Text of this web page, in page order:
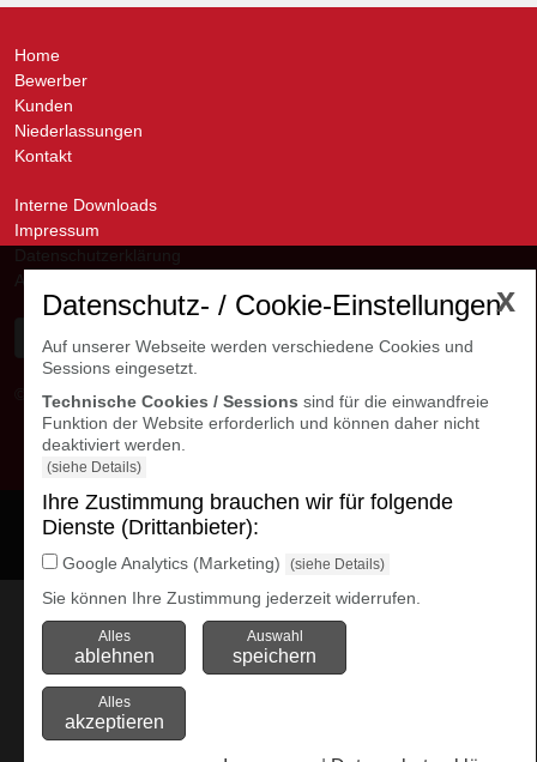
Home
Bewerber
Kunden
Niederlassungen
Kontakt
Interne Downloads
Impressum
© avanti GmbH Kontakte Niederlassungen
x
Datenschutz- / Cookie-Einstellungen
Auf unserer Webseite werden verschiedene Cookies und
Sessions eingesetzt.
Technische Cookies / Sessions sind für die einwandfreie
Funktion der Website erforderlich und können daher nicht
deaktiviert werden.
(siehe Details)
Ihre Zustimmung brauchen wir für folgende
Dienste (Drittanbieter):
Google Analytics (Marketing) (siehe Details)
Sie können Ihre Zustimmung jederzeit widerrufen.
Alles
ablehnen
Auswahl
speichern
Alles
akzeptieren
Cookie Einstellungen
öffnen